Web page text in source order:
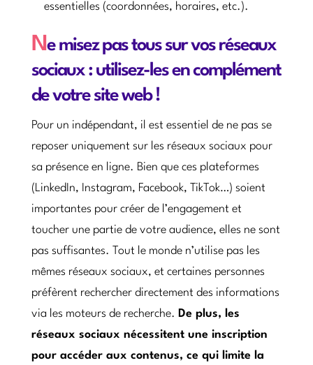
essentielles (coordonnées, horaires, etc.).
Ne misez pas tous sur vos réseaux
sociaux : utilisez-les en complément
de votre site web !
Pour un indépendant, il est essentiel de ne pas se
reposer uniquement sur les réseaux sociaux pour
sa présence en ligne. Bien que ces plateformes
(LinkedIn, Instagram, Facebook, TikTok…) soient
importantes pour créer de l’engagement et
toucher une partie de votre audience, elles ne sont
pas suffisantes. Tout le monde n’utilise pas les
mêmes réseaux sociaux, et certaines personnes
préfèrent rechercher directement des informations
via les moteurs de recherche. De plus, les
réseaux sociaux nécessitent une inscription
pour accéder aux contenus, ce qui limite la